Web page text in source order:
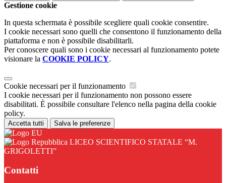
Gestione cookie
In questa schermata è possibile scegliere quali cookie consentire.
I cookie necessari sono quelli che consentono il funzionamento della
piattaforma e non è possibile disabilitarli.
Per conoscere quali sono i cookie necessari al funzionamento potete
visionare la COOKIE POLICY.
Cookie necessari per il funzionamento
I cookie necessari per il funzionamento non possono essere
disabilitati. È possibile consultare l'elenco nella pagina della cookie
policy.
Accetta tutti Salva le preferenze
LICEO SCIENTIFICO STATALE “M.
GRIGOLETTI”
Contatti